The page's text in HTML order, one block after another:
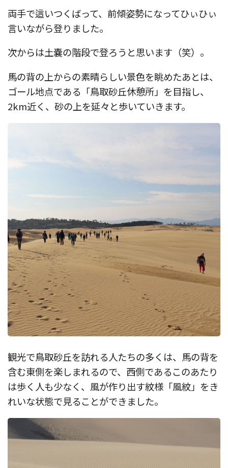
両手で這いつくばって、前傾姿勢になってひぃひぃ
言いながら登りました。
次からは土嚢の階段で登ろうと思います（笑）。
馬の背の上からの素晴らしい景色を眺めたあとは、
ゴール地点である「鳥取砂丘休憩所」を目指し、
2km近く、砂の上を延々と歩いていきます。
観光で鳥取砂丘を訪れる人たちの多くは、馬の背を
含む東側を楽しまれるので、西側であるこのあたり
は歩く人も少なく、風が作り出す紋様「風紋」をき
れいな状態で見ることができました。